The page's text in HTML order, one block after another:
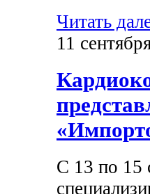
Читать
11
С 13 по 15